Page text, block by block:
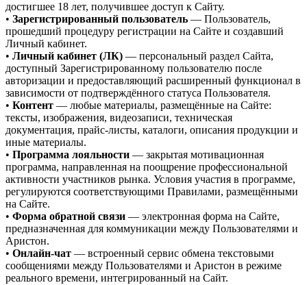
достигшее 18 лет, получившее доступ к Сайту.
• Зарегистрированный пользователь — Пользователь,
прошедший процедуру регистрации на Сайте и создавший
Личный кабинет.
• Личный кабинет (ЛК) — персональный раздел Сайта,
доступный Зарегистрированному пользователю после
авторизации и предоставляющий расширенный функционал в
зависимости от подтверждённого статуса Пользователя.
• Контент — любые материалы, размещённые на Сайте:
тексты, изображения, видеозаписи, техническая
документация, прайс-листы, каталоги, описания продукции и
иные материалы.
• Программа лояльности — закрытая мотивационная
программа, направленная на поощрение профессиональной
активности участников рынка. Условия участия в программе,
регулируются соответствующими Правилами, размещёнными
на Сайте.
• Форма обратной связи — электронная форма на Сайте,
предназначенная для коммуникации между Пользователями и
Аристон.
• Онлайн-чат — встроенный сервис обмена текстовыми
сообщениями между Пользователями и Аристон в режиме
реального времени, интегрированный на Сайт.